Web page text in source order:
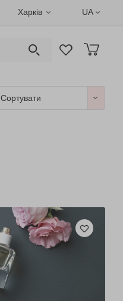
Харків UA
Сортувати